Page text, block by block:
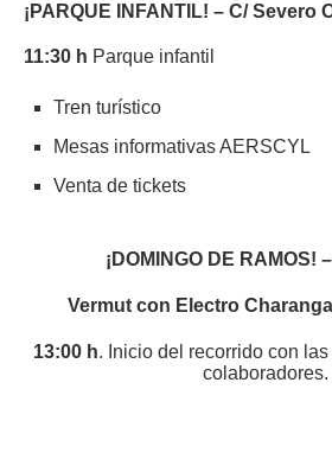
¡PARQUE INFANTIL! – C/ Severo
11:30 h Parque infantil
Tren turístico
Mesas informativas AERSCYL
Venta de tickets
¡DOMINGO DE RAMOS! –
Vermut con Electro
13:00 h. Inicio del recorrido con
colaboradores.